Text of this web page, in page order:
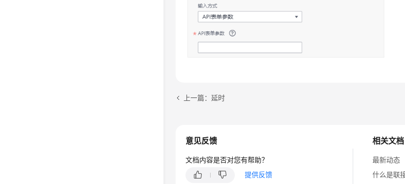
上一篇：延时
相关文档
最新动态
什么是联
意见反馈
文档内容是否对您有帮助？
提供反馈